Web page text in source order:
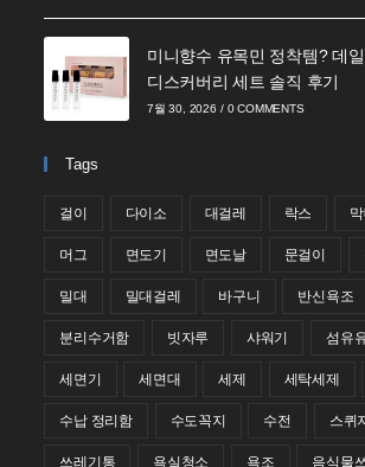
미니향수 유목민 정착템? 데
디스커버리 세트 솔직 후기
7월 30, 2026 / 0 COMMENTS
Tags
걸이 다이소 대걸레 락스
머그 면도기 면도날 문걸이
밀대 밀대걸레 바구니 반신욕조
분리수거함 빗자루 샤워기 섬유
세면기 세면대 세제 세탁세제
수납 정리함 수도꼭지 수전 스퀴지
쓰레기통 욕실청소 욕조 음식물